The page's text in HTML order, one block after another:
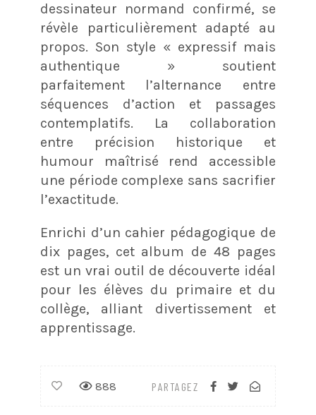
dessinateur normand confirmé, se
révèle particulièrement adapté au
propos. Son style « expressif mais
authentique » soutient
parfaitement l’alternance entre
séquences d’action et passages
contemplatifs. La collaboration
entre précision historique et
humour maîtrisé rend accessible
une période complexe sans sacrifier
l’exactitude.
Enrichi d’un cahier pédagogique de
dix pages, cet album de 48 pages
est un vrai outil de découverte idéal
pour les élèves du primaire et du
collège, alliant divertissement et
apprentissage.
PARTAGEZ
888